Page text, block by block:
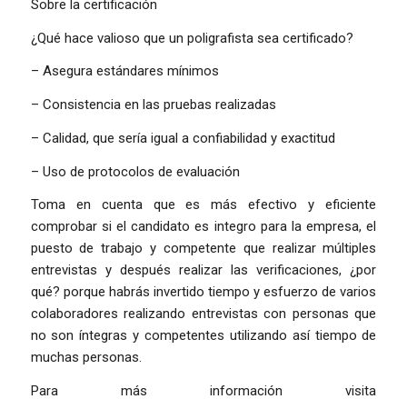
Sobre la certificación
¿Qué hace valioso que un poligrafista sea certificado?
– Asegura estándares mínimos
– Consistencia en las pruebas realizadas
– Calidad, que sería igual a confiabilidad y exactitud
– Uso de protocolos de evaluación
Toma en cuenta que es más efectivo y eficiente
comprobar si el candidato es integro para la empresa, el
puesto de trabajo y competente que realizar múltiples
entrevistas y después realizar las verificaciones, ¿por
qué? porque habrás invertido tiempo y esfuerzo de varios
colaboradores realizando entrevistas con personas que
no son íntegras y competentes utilizando así tiempo de
muchas personas.
Para más información visita